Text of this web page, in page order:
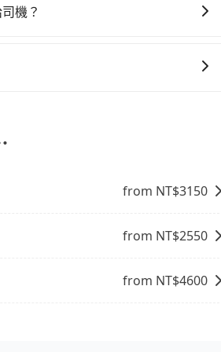
路上操作。但有些較冷門或規模較小
工確認。假如不介意多花一點錢省下
上就是營業大客車的範疇，也就是中
如人數超過12位就一定是叫一台中巴
機？
有相應的司機可配合，以避免後續爭
from NT$3150
from NT$2550
from NT$4600